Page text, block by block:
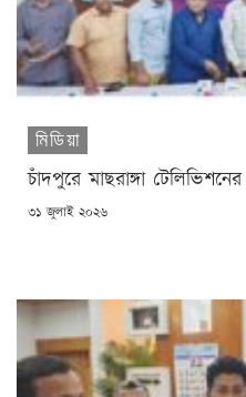
মিডিয়া
চাঁদপুরে মাছরাঙ্গা
POSTED
৩১ জুলাই ২০২৬